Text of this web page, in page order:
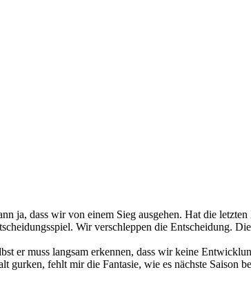
ja, dass wir von einem Sieg ausgehen. Hat die
Wir verschleppen die Entscheidung.
er muss langsam erkennen, dass wir keine
fehlt mir die Fantasie, wie es nächste Saison